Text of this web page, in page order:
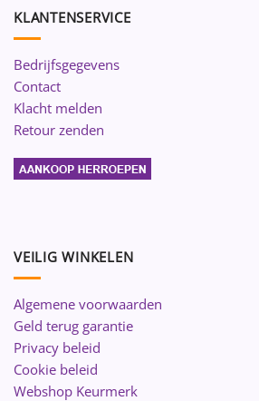
KLANTENSERVICE
Bedrijfsgegevens
Contact
Klacht melden
Retour zenden
VEILIG WINKELEN
Algemene voorwaarden
Geld terug garantie
Privacy beleid
Cookie beleid
Webshop Keurmerk